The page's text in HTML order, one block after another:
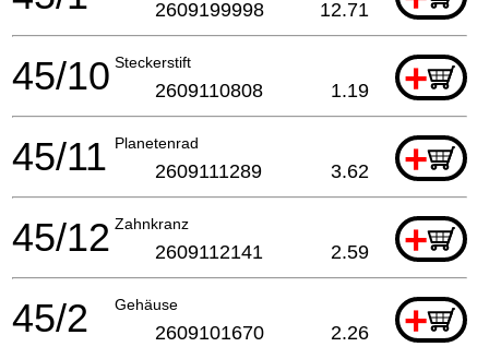
2609199998 12.71
Steckerstift +
45/10 2609110808 1.19
Planetenrad +
45/11 2609111289 3.62
Zahnkranz +
45/12 2609112141 2.59
Gehäuse +
45/2 2609101670 2.26